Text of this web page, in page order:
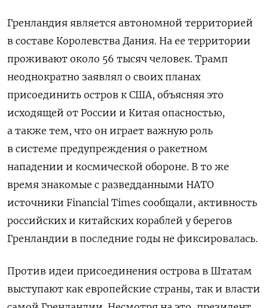
Гренландия является автономной территорией
в составе Королевства Дания. На ее территории
проживают около 56 тысяч человек. Трамп
неоднократно заявлял о своих планах
присоединить остров к США, объясняя это
исходящей от России и Китая опасностью,
а также тем, что он играет важную роль
в системе предупреждения о ракетном
нападении и космической обороне. В то же
время знакомые с разведданными НАТО
источники Financial Times сообщали, активность
российских и китайских кораблей у берегов
Гренландии в последние годы не фиксировалась.
Против идеи присоединения острова в Штатам
выступают как европейские страны, так и власти